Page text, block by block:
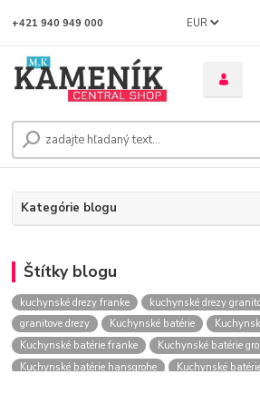
EUR
+421 940 949 000
Kategórie blogu
Štítky blogu
kuchynské drezy franke kuchynské drezy
granitove drezy
Kuchynské batérie
Kuchynské batérie franke
Kuchynské batérie
Kuchynské batérie hansgrohe
Kuchynské